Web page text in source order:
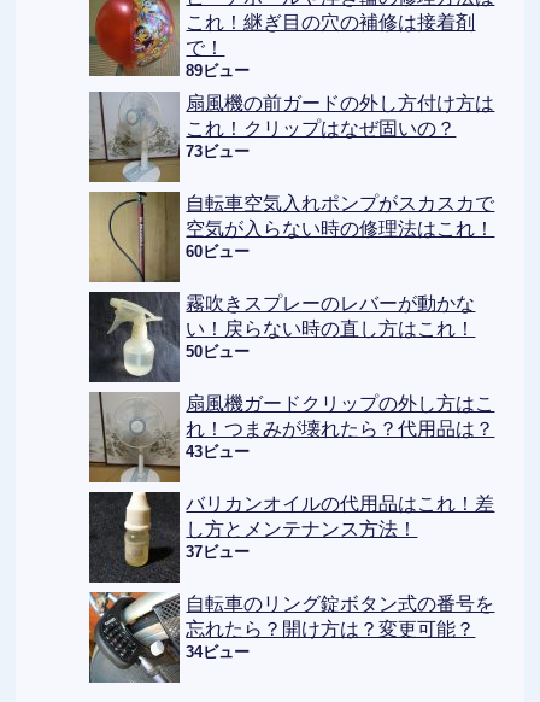
これ！継ぎ目の穴の補修は接着剤
で！
89ビュー
扇風機の前ガードの外し方付け方は
これ！クリップはなぜ固いの？
73ビュー
自転車空気入れポンプがスカスカで
空気が入らない時の修理法はこれ！
60ビュー
霧吹きスプレーのレバーが動かな
い！戻らない時の直し方はこれ！
50ビュー
扇風機ガードクリップの外し方はこ
れ！つまみが壊れたら？代用品は？
43ビュー
バリカンオイルの代用品はこれ！差
し方とメンテナンス方法！
37ビュー
自転車のリング錠ボタン式の番号を
忘れたら？開け方は？変更可能？
34ビュー